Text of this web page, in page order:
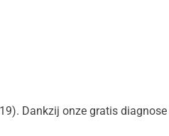
Dankzij onze gratis